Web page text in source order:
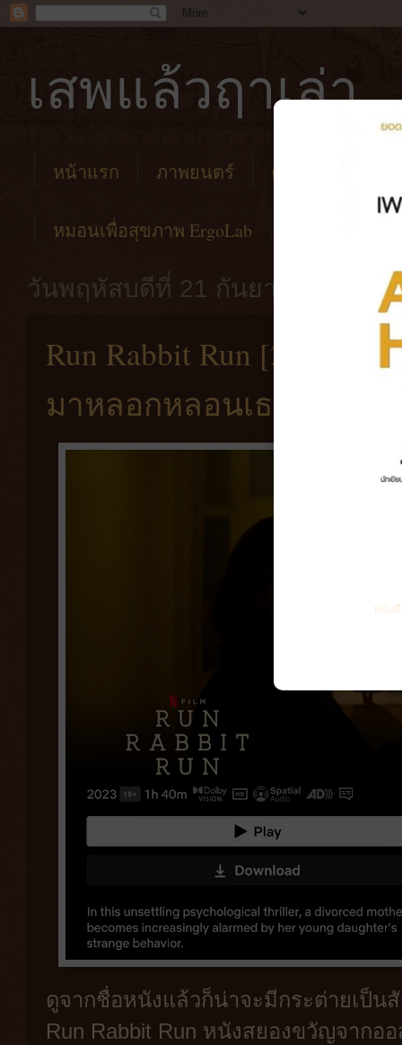
เสพแล้วฤาเล่า
หน้าแรก ภาพยนตร์ คาเฟ่
หมอนเพื่อสุขภาพ ErgoLab
วันพฤหัสบดีที่ 21 กันยายน พ.ศ.
Run Rabbit Run [2023]
มาหลอกหลอนเธอในรูปแ
ดูจากชื่อหนังแล้วก็น่าจะมีกระต่ายเป็
Run Rabbit Run หนังสยองขวัญจากออ
หนัง